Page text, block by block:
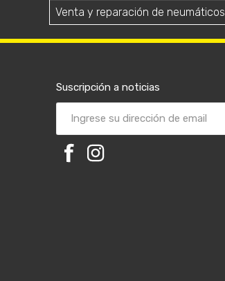
Venta y reparación de neumáticos
Suscripción a noticias